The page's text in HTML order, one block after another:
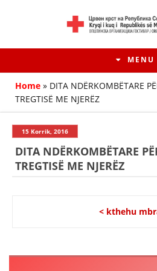
MENU
Home » DITA NDËRKOMBËTARE
TREGTISË ME NJERËZ
15 Korrik, 2016
DITA NDËRKOMBËTARE
TREGTISË ME NJERËZ
< kthehu